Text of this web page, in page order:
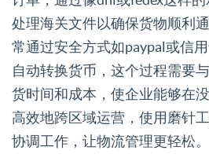
处理海关文件以确保货物顺利
常通过安全方式如paypal或信
自动转换货币，这个过程需要
货时间和成本，使企业能够在
高效地跨区域运营，使用磨针
协调工作，让物流管理更轻松。